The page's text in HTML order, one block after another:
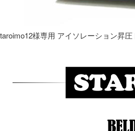
taroimo12様専用 アイソレーション昇